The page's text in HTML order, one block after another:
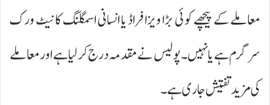
معاملے کے پیچھے کوئی بڑا ویزا فراڈ یا انسانی اسمگلنگ کا نیٹ ورک
سرگرم ہے یا نہیں۔پولیس نے مقدمہ درج کر لیا ہے اور معاملے
کی مزید تفتیش جاری ہے۔